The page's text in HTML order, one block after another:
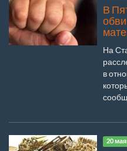
В
На
в
20 мая